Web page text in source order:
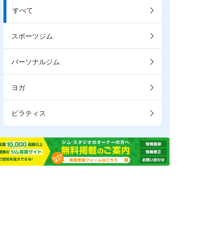
すべて
スポーツジム
パーソナルジム
ヨガ
ピラティス